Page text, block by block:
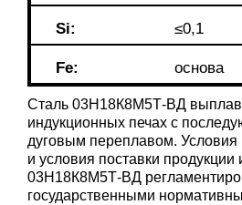
Si: ≤0,1
Fe: основа
Сталь 03Н18К8М5Т-ВД
индукционных печах с
дуговым переплавом. Условия
и условия поставки продукции
03Н18К8М5Т-ВД
государственными